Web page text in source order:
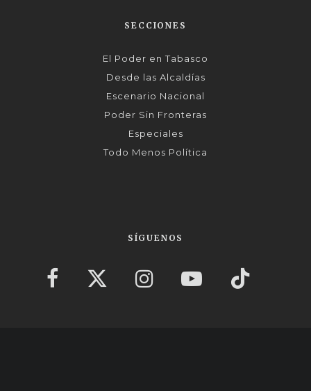
SECCIONES
El Poder en Tabasco
Desde las Alcaldías
Escenario Nacional
Poder Sin Fronteras
Especiales
Todo Menos Política
SÍGUENOS